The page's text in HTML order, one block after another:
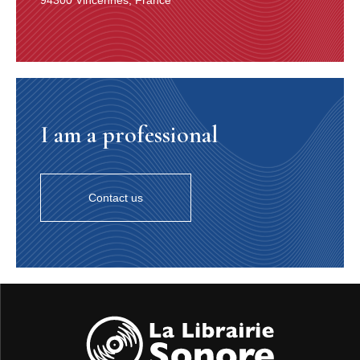
tête-bêche avec deux autres enfants. Très tôt, il gagne
quelques cents en vendant des fruits et légumes à la
criée dans les rues (il chante les noms de tout ce qu’il
vend) et assiste bientôt son père sur les chantiers. Il
Une grosse radio Victrola (puis une Philco de 1929)
orne le salon et le soir les enfants Berry ont parfois
l’autorisation d’écouter Fats Waller, Bing Crosby ou
Louis Armstrong - ce qui les change de la musique
religieuse. Charles est friand de country music comme
de boogie-woogie. Comme sa mère, à longueur de
journée sa grande sœur Lucy joue du piano. Elle chante
avec passion du gospel et des standards populaires.
Charles lui dispute l’accès au piano : il aime les disques
dansants commeWorried Life Bluesde Big Maceo, «?
Going Down Slow?» de St. Louis Jimmy, «?C.C.
Rider?» par Bea Boo, «?A Ticket a Tasket?» par Ella
Fitzgerald et bien d’autres — mais sa sœur continue à
Charles adore Tampa Red dont il enregistrera en 1960
Don’t You Lie to Me2, Lonnie Johnson3, Arthur
Crudup, Muddy Waters4 et Rosetta Tharpe5 — tous des
I am a professional
Contact us